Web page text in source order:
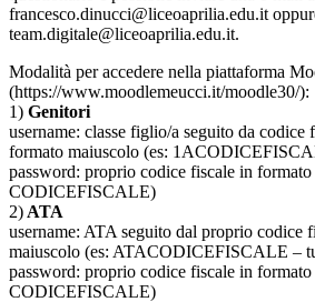
francesco.dinucci@liceoaprilia.edu.it
team.digitale@liceoaprilia.edu.it.
Modalità per accedere nella piattaforma
(https://www.moodlemeucci.it/moodle30/):
1) Genitori
username: classe figlio/a seguito da codice
formato maiuscolo (es:
password: proprio codice fiscale in formato
CODICEFISCALE)
2) ATA
username: ATA seguito dal proprio codice
maiuscolo (es: ATACODICEFISCALE –
password: proprio codice fiscale in formato
CODICEFISCALE)